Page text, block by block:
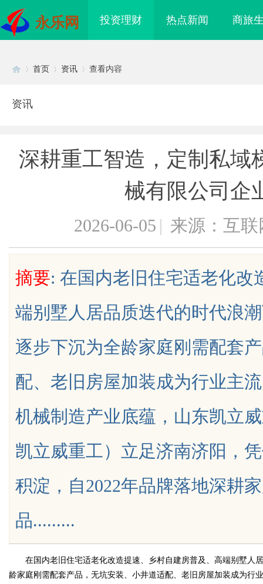
永乐网 投资理财 热点新闻 商旅
uz
首页 资讯 查看内容
资讯
深耕重工智造，定制私域
械有限公司企
2026-06-05 | 来源：互联
摘要: 在国内老旧住宅适老化改
端别墅人居品质迭代的时代浪
逐步下沉为全龄家庭刚需配套
配、老旧房屋加装成为行业主
机械制造产业底蕴，山东凯立
凯立威重工）立足济南济阳，
积淀，自2022年品牌落地深耕
品.........
在国内老旧住宅适老化改造提速、乡村自建房普及、高端别墅人
龄家庭刚需配套产品，无坑安装、小井道适配、老旧房屋加装成为行
让成功再付款